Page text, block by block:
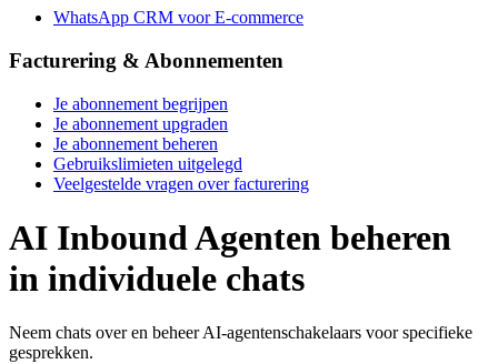
WhatsApp CRM voor E-commerce
Facturering & Abonnementen
Je abonnement begrijpen
Je abonnement upgraden
Je abonnement beheren
Gebruikslimieten uitgelegd
Veelgestelde vragen over facturering
AI Inbound Agenten beheren
in individuele chats
Neem chats over en beheer AI-agentenschakelaars voor specifieke
gesprekken.